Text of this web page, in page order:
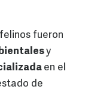
fueron
y
en el
de